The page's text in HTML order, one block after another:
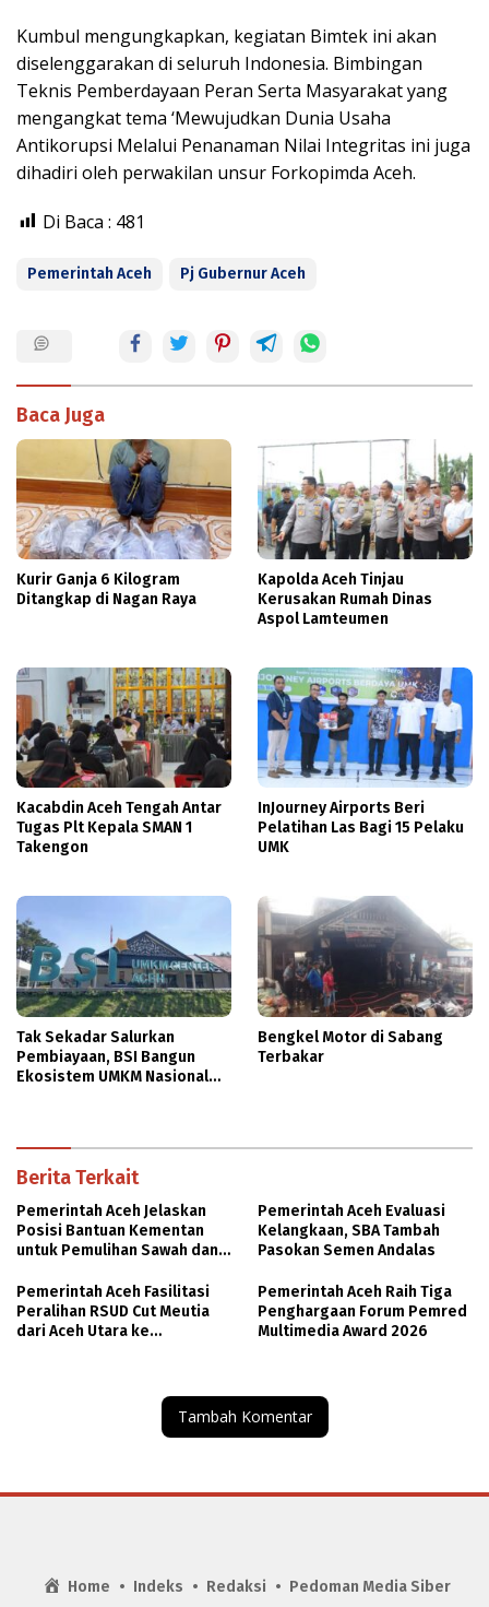
Kumbul mengungkapkan, kegiatan Bimtek ini akan
diselenggarakan di seluruh Indonesia. Bimbingan
Teknis Pemberdayaan Peran Serta Masyarakat yang
mengangkat tema ‘Mewujudkan Dunia Usaha
Antikorupsi Melalui Penanaman Nilai Integritas ini juga
dihadiri oleh perwakilan unsur Forkopimda Aceh.
Di Baca : 481
Pemerintah Aceh Pj Gubernur Aceh
Baca Juga
Kurir Ganja 6 Kilogram
Ditangkap di Nagan Raya
Kapolda Aceh Tinjau
Kerusakan Rumah Dinas
Aspol Lamteumen
Kacabdin Aceh Tengah Antar
Tugas Plt Kepala SMAN 1
Takengon
InJourney Airports Beri
Pelatihan Las Bagi 15 Pelaku
UMK
Tak Sekadar Salurkan
Pembiayaan, BSI Bangun
Ekosistem UMKM Nasional
Bengkel Motor di Sabang
Terbakar
Berita Terkait
Pemerintah Aceh Jelaskan
Posisi Bantuan Kementan
untuk Pemulihan Sawah dan
Pemerintah Aceh Evaluasi
Kelangkaan, SBA Tambah
Pasokan Semen Andalas
Pemerintah Aceh Fasilitasi
Peralihan RSUD Cut Meutia
dari Aceh Utara ke
Pemerintah Aceh Raih Tiga
Penghargaan Forum Pemred
Multimedia Award 2026
Tambah Komentar
Home Indeks Redaksi Pedoman Media Siber